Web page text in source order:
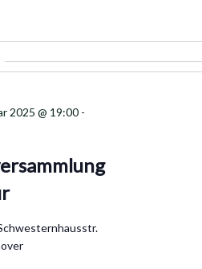
2025 @ 19:00 -